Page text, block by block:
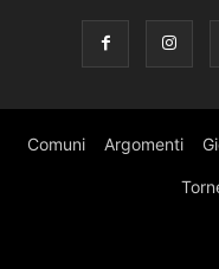
Comuni Argomenti